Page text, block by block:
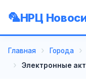
НРЦ
Главная Города
Электронные